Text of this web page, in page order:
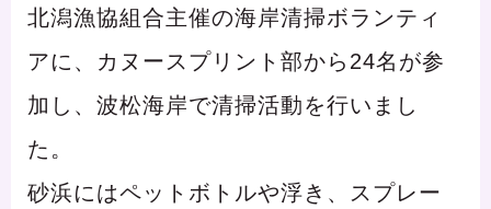
北潟漁協組合主催の海岸清掃ボランティ
アに、カヌースプリント部から24名が参
加し、波松海岸で清掃活動を行いまし
た。
砂浜にはペットボトルや浮き、スプレー